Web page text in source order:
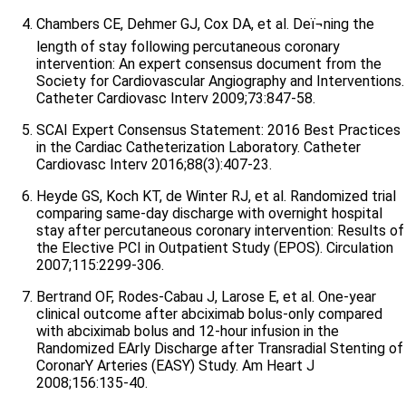
Chambers CE, Dehmer GJ, Cox DA, et al. Deï¬ning the
length of stay following percutaneous coronary
intervention: An expert consensus document from the
Society for Cardiovascular Angiography and Interventions.
Catheter Cardiovasc Interv 2009;73:847-58.
SCAI Expert Consensus Statement: 2016 Best Practices
in the Cardiac Catheterization Laboratory. Catheter
Cardiovasc Interv 2016;88(3):407-23.
Heyde GS, Koch KT, de Winter RJ, et al. Randomized trial
comparing same-day discharge with overnight hospital
stay after percutaneous coronary intervention: Results of
the Elective PCI in Outpatient Study (EPOS). Circulation
2007;115:2299-306.
Bertrand OF, Rodes-Cabau J, Larose E, et al. One-year
clinical outcome after abciximab bolus-only compared
with abciximab bolus and 12-hour infusion in the
Randomized EArly Discharge after Transradial Stenting of
CoronarY Arteries (EASY) Study. Am Heart J
2008;156:135-40.